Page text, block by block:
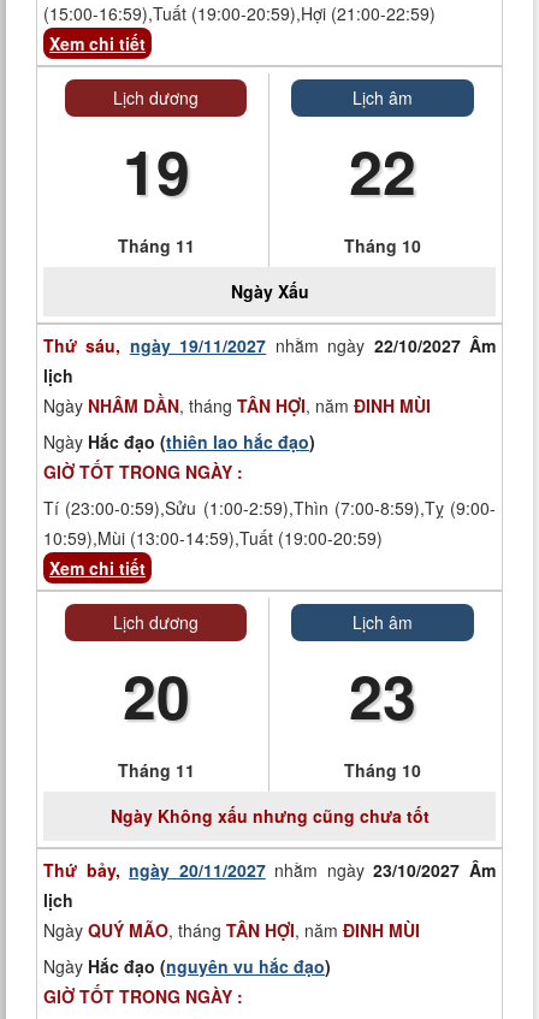
(15:00-16:59),Tuất (19:00-20:59),Hợi (21:00-22:59)
Xem chi tiết
Lịch dương
19
Tháng 11
Lịch âm
22
Tháng 10
Ngày Xấu
Thứ sáu, ngày 19/11/2027 nhằm ngày 22/10/2027 Âm
lịch
Ngày NHÂM DẦN, tháng TÂN HỢI, năm ĐINH MÙI
Ngày Hắc đạo (thiên lao hắc đạo)
GIỜ TỐT TRONG NGÀY :
Tí (23:00-0:59),Sửu (1:00-2:59),Thìn (7:00-8:59),Tỵ (9:00-
10:59),Mùi (13:00-14:59),Tuất (19:00-20:59)
Xem chi tiết
Lịch dương
20
Tháng 11
Lịch âm
23
Tháng 10
NgàyKhông xấu nhưng cũng chưa tốt
Thứ bảy,ngày 20/11/2027nhằm ngày23/10/2027 Âm
lịch
Ngày QUÝ MÃO, tháng TÂN HỢI, năm ĐINH MÙI
Ngày Hắc đạo (nguyên vu hắc đạo)
GIỜ TỐT TRONG NGÀY :